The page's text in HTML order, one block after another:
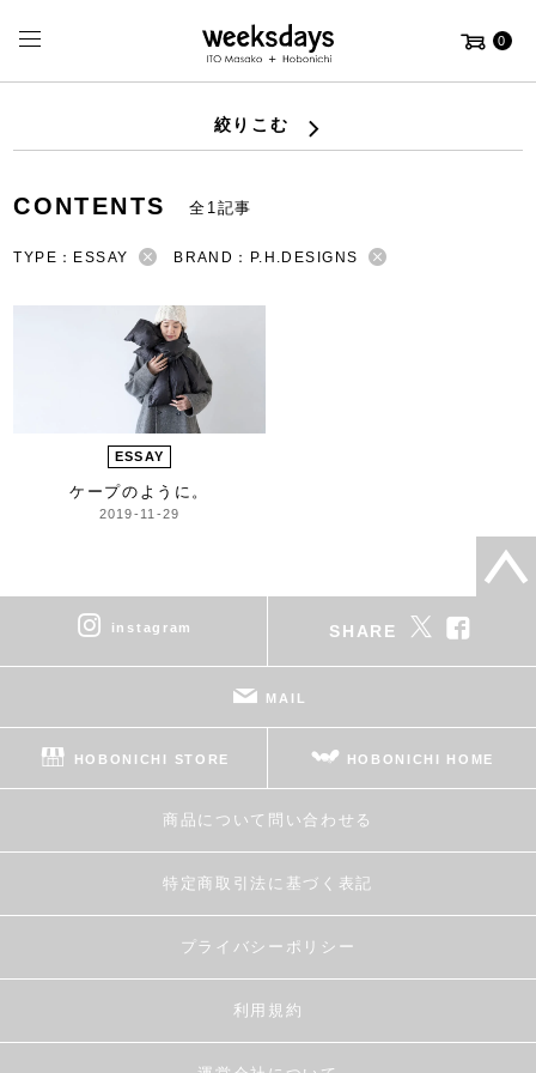
0
絞りこむ
CONTENTS 全1記事
TYPE：ESSAY BRAND：P.H.DESIGNS
ESSAY
ケープのように。
2019-11-29
instagram SHARE
MAIL
HOBONICHI STORE HOBONICHI HOME
商品について問い合わせる
特定商取引法に基づく表記
プライバシーポリシー
利用規約